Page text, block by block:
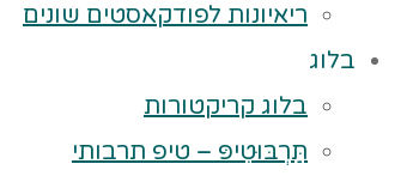
ריאיונות לפודקאסטים שונים
בלוג
בלוג קריקטורות
תַּרְבּוּטִיפּ – טיפ תרבותי